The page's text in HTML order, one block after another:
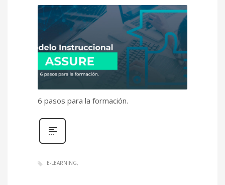
6 pasos para la formación.
E-LEARNING